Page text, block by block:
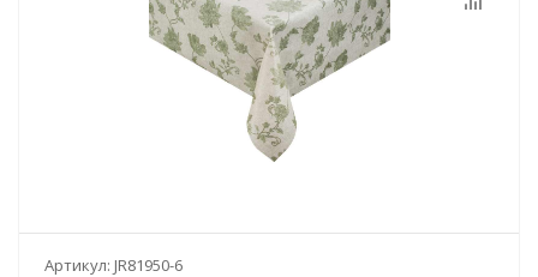
Артикул: JR81950-6